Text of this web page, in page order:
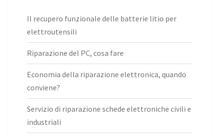
Il recupero funzionale delle batterie litio per
elettroutensili
Riparazione del PC, cosa fare
Economia della riparazione elettronica, quando
conviene?
Servizio di riparazione schede elettroniche civili e
industriali